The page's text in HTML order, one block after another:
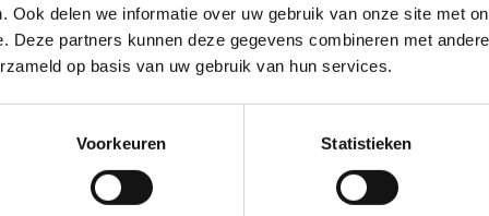
Ook delen we informatie over uw gebruik van onze site met
Deze partners kunnen deze gegevens combineren met
op basis van uw gebruik van hun services.
Voorkeuren Statistieken
Raad:
(art. 7:611 BW)
22
22/01446)
voorwaardelijke
(art. 13 Pw).
Cassatie
Uitspraak Hoge Raad:
Onrechtmatige
(ECLI:NL:HR:2018:309, 9
2018, nr. 16/05318)
Onrechtmatige
Toezicht DNB op
Hoge Raad Updates